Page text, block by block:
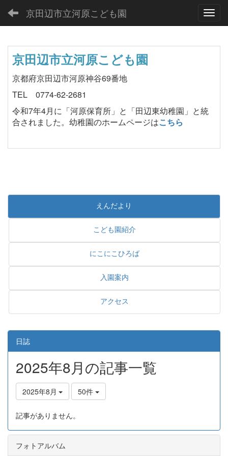
京田辺市立河原こども園
京田辺市立河原こども園
京都府京田辺市河原神谷69番地
TEL 0774-62-2681
令和7年4月に「河原保育所」と「田辺東幼稚園」と統
合されました。幼稚園のホームページはこちら
えんだより
こども園紹介
にこにこひろば
入園案内
アクセス
日誌
2025年8月の記事一覧
2025年8月 50件
記事がありません。
フォトアルバム